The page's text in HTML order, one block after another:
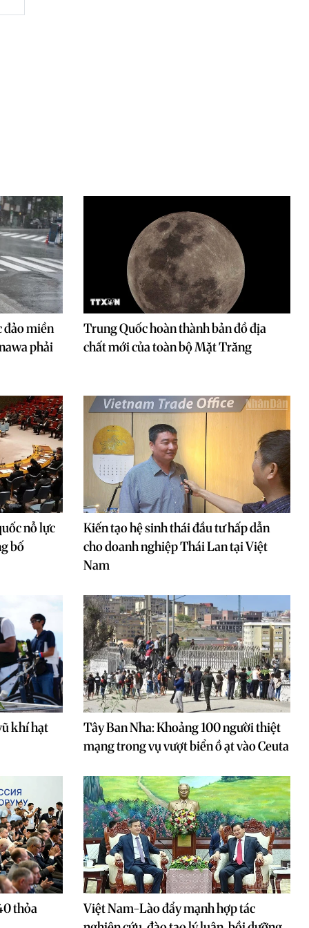
đảo miền
phải
Trung Quốc hoàn thành bản đồ địa
chất mới của toàn bộ Mặt Trăng
nỗ lực
bố
Kiến tạo hệ sinh thái đầu tư hấp dẫn
cho doanh nghiệp Thái Lan tại Việt
Nam
khí hạt
Tây Ban Nha: Khoảng 100 người thiệt
mạng trong vụ vượt biển ồ ạt vào Ceuta
thỏa
Việt Nam-Lào đẩy mạnh hợp tác